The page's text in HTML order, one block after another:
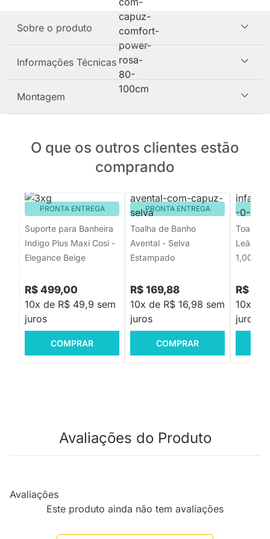
Sobre o produto
Informações Técnicas
Montagem
O que os outros clientes estão
comprando
PRONTA ENTREGA
Suporte para Banheira
Indigo Plus Maxi Cosi -
Elegance Beige
R$ 499,00
10x de R$ 49,9 sem
juros
COMPRAR
PRONTA ENTREGA
Toalha de Banho
Avental - Selva
Estampado
R$ 169,88
10x de R$ 16,98 sem
juros
COMPRAR
Toalha
Leão
1,00m
R$
10x de
juros
Avaliações do Produto
Avaliações
Este produto ainda não tem avaliações